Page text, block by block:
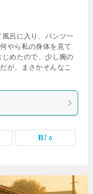
呂に入り、パンツ一
やら私の身体を見て
めたので、少し腕の
が、まさかそんなこ
0